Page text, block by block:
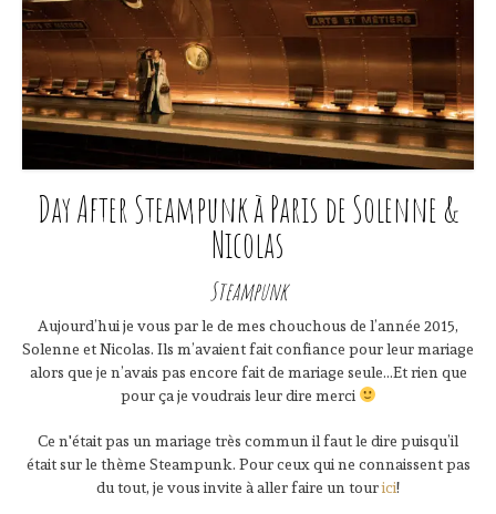
Day After Steampunk à Paris de Solenne &
Nicolas
Steampunk
Aujourd’hui je vous par le de mes chouchous de l’année 2015,
Solenne et Nicolas. Ils m’avaient fait confiance pour leur mariage
alors que je n’avais pas encore fait de mariage seule…Et rien que
pour ça je voudrais leur dire merci
Ce n'était pas un mariage très commun il faut le dire puisqu’il
était sur le thème Steampunk. Pour ceux qui ne connaissent pas
du tout, je vous invite à aller faire un tourici!